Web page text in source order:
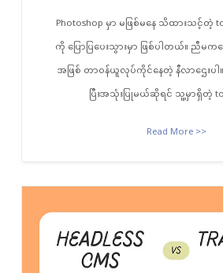
Photoshop မှာ မဖြစ်မနေ သိထားသင့်တဲ့
ကို ပြောပြပေးသွားမှာ ဖြစ်ပါတယ်။ ညီမက
အဖြစ် တာဝန်ယူလုပ်ကိုင်နေတဲ့ နီလာဌေးပါ
ပြီးအသုံးပြုမယ်ဆိုရင် သူ့မှာရှိတဲ့
Read More >>